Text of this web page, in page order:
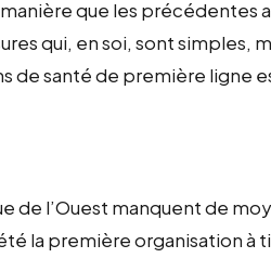
que les précédentes
qui, en soi, sont simples,
de santé de première ligne
de l’Ouest manquent de
la première organisation à